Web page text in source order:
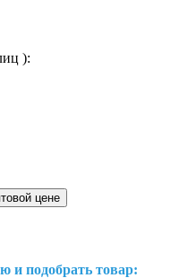
):
цене
и подобрать товар: